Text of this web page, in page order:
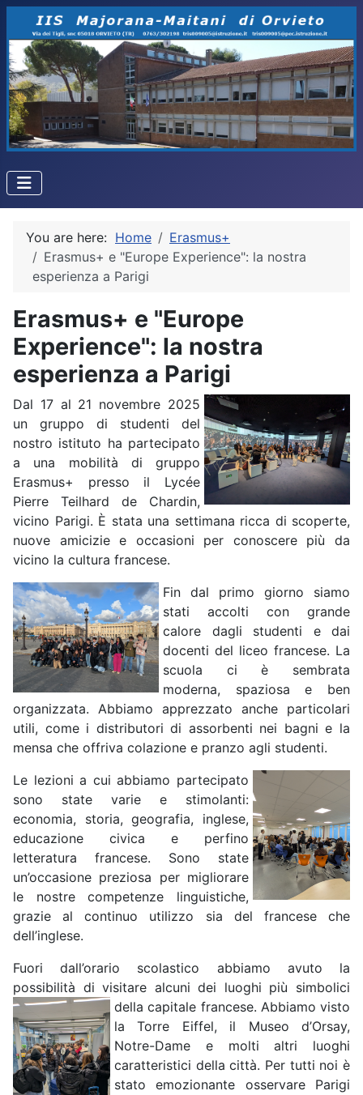
You are here: Home
Erasmus+
Erasmus+ e "Europe Experience": la nostra
esperienza a Parigi
Erasmus+ e "Europe
Experience": la nostra
esperienza a Parigi
Dal 17 al 21 novembre 2025
un gruppo di studenti del
nostro istituto ha partecipato
a una mobilità di gruppo
Erasmus+ presso il Lycée
Pierre Teilhard de Chardin,
vicino Parigi. È stata una settimana ricca di scoperte,
nuove amicizie e occasioni per conoscere più da
vicino la cultura francese.
Fin dal primo giorno siamo
stati accolti con grande
calore dagli studenti e dai
docenti del liceo francese. La
scuola ci è sembrata
moderna, spaziosa e ben
organizzata. Abbiamo apprezzato anche particolari
utili, come i distributori di assorbenti nei bagni e la
mensa che offriva colazione e pranzo agli studenti.
Le lezioni a cui abbiamo partecipato
sono state varie e stimolanti:
economia, storia, geografia, inglese,
educazione civica e perfino
letteratura francese. Sono state
un’occasione preziosa per migliorare
le nostre competenze linguistiche,
grazie al continuo utilizzo sia del francese che
dell’inglese.
Fuori dall’orario scolastico abbiamo avuto la
possibilità di visitare alcuni dei luoghi più simbolici
della capitale francese. Abbiamo visto
la Torre Eiffel, il Museo d’Orsay,
Notre-Dame e molti altri luoghi
caratteristici della città. Per tutti noi è
stato emozionante osservare Parigi